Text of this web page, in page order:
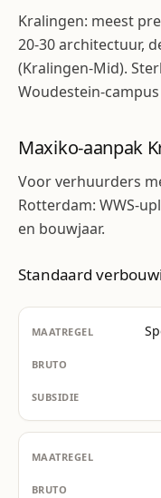
Kralingen: meest
20-30 architectuur,
(Kralingen-Mid).
Woudestein-
Maxiko-aanpak
Voor verhuurders
Rotterdam: WWS-
en bouwjaar.
Standaard